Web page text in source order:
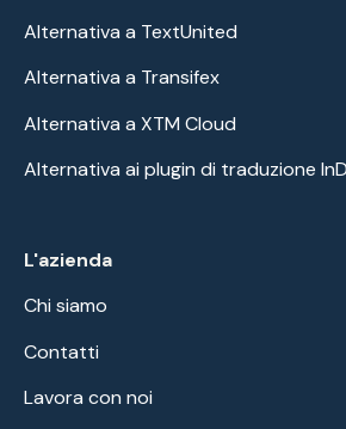
Alternativa a TextUnited
Alternativa a Transifex
Alternativa a XTM Cloud
Alternativa ai plugin di traduzione
L'azienda
Chi siamo
Contatti
Lavora con noi